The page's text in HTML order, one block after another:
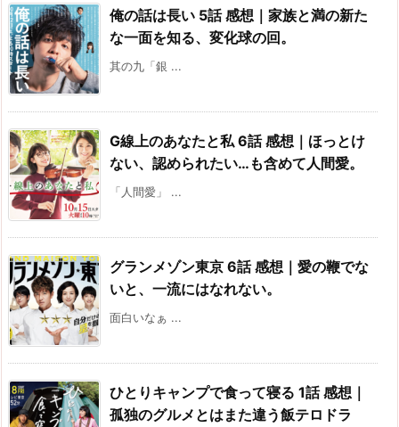
俺の話は長い 5話 感想｜家族と満の新た
な一面を知る、変化球の回。
其の九「銀 ...
G線上のあなたと私 6話 感想｜ほっとけ
ない、認められたい…も含めて人間愛。
「人間愛」 ...
グランメゾン東京 6話 感想｜愛の鞭でな
いと、一流にはなれない。
面白いなぁ ...
ひとりキャンプで食って寝る 1話 感想｜
孤独のグルメとはまた違う飯テロドラ